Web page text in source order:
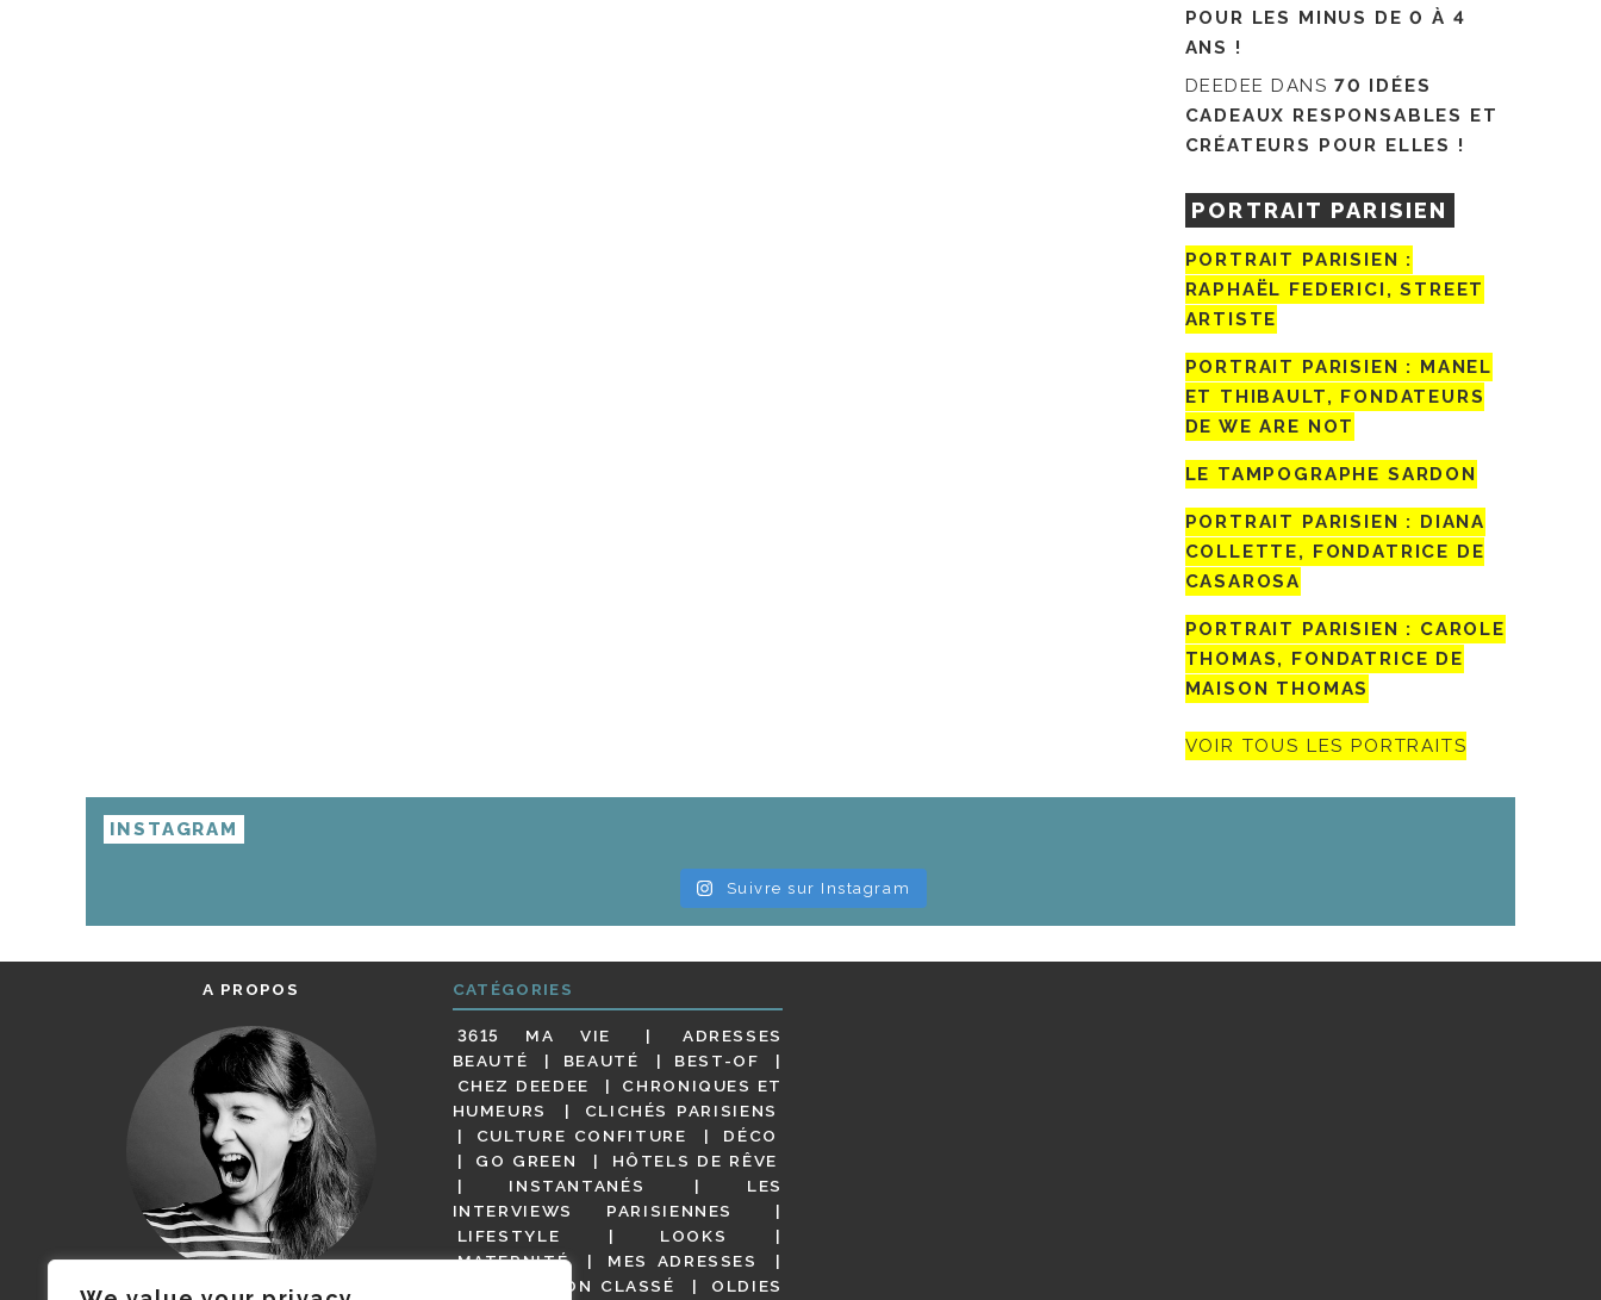
POUR LES MINUS DE 0 À 4
ANS !
DEEDEE DANS 70 IDÉES
CADEAUX RESPONSABLES ET
CRÉATEURS POUR ELLES !
PORTRAIT PARISIEN
PORTRAIT PARISIEN :
RAPHAËL FEDERICI, STREET
ARTISTE
PORTRAIT PARISIEN : MANEL
ET THIBAULT, FONDATEURS
DE WE ARE NOT
LE TAMPOGRAPHE SARDON
PORTRAIT PARISIEN : DIANA
COLLETTE, FONDATRICE DE
CASAROSA
PORTRAIT PARISIEN : CAROLE
THOMAS, FONDATRICE DE
MAISON THOMAS
VOIR TOUS LES PORTRAITS
INSTAGRAM
Suivre sur Instagram
A PROPOS CATÉGORIES
3615 MA VIE
ADRESSES
BEAUTÉ
BEAUTÉ
BEST-OF
CHEZ DEEDEE
CHRONIQUES ET
HUMEURS
CLICHÉS PARISIENS
CULTURE CONFITURE
DÉCO
GO GREEN
HÔTELS DE RÊVE
INSTANTANÉS
LES
INTERVIEWS PARISIENNES
LIFESTYLE
LOOKS
MATERNITÉ
MES ADRESSES
NON CLASSÉ OLDIES